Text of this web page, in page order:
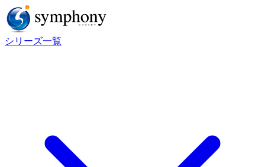
シリーズ一覧